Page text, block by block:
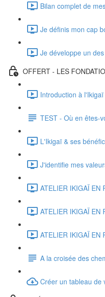
Bilan complet de
Je définis mon cap
Je développe un
OFFERT - LES
Introduction à
TEST - Où en êtes-
L'Ikigaï & ses
J'identifie mes
ATELIER IKIGAÏ
ATELIER IKIGAÏ
ATELIER IKIGAÏ EN
A la croisée des
Créer un tableau de